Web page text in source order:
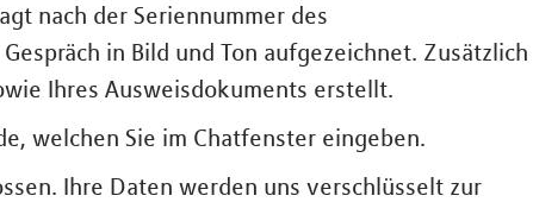
nach der Seriennummer des
in Bild und Ton aufgezeichnet. Zusätzlich
Ihres Ausweisdokuments erstellt.
welchen Sie im Chatfenster eingeben.
Ihre Daten werden uns verschlüsselt zur